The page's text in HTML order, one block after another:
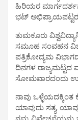
ಹಿರಿಯರ
ಭಟ್
ತುಮಕೂರು
ಸಮೂಹ ಸಂವಹನ
ಪತ್ರಿಕೋದ್ಯಮ
ದಿನಗಳ ರಾಜ್ಯಮಟ್ಟದ
ಸೋಮವಾರದಂದು
ನಾವು ಒಳ್ಳೆಯದಕ್ಕಿಂತ
ಯಾವುದು ಸತ್ಯ,